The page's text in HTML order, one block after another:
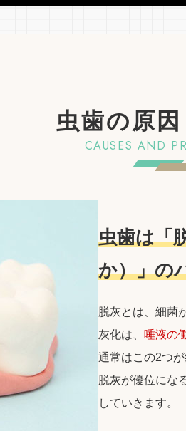
虫歯の原
CAUSES AND
虫歯は「
か）」の
脱灰とは、細菌
灰化は、 唾液の
通常はこの2つ
脱灰が優位にな
していきます。